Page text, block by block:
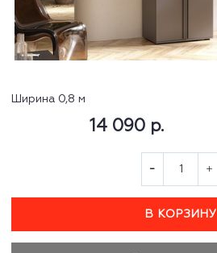
Ширина 0,8 м
14 090 р.
В КОРЗИНУ